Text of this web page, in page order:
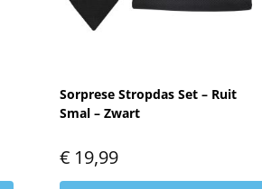
Sorprese Stropdas Set – Ruit
Smal – Zwart
€ 19,99